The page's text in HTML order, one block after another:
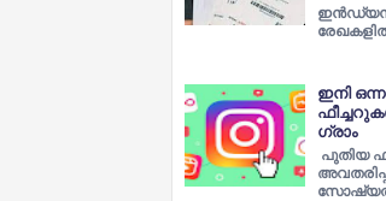
ഇന്‍ഡ്യന്‍
ഇനി
ഗ്രാം
പുതിയ
സോഷ്യല്‍